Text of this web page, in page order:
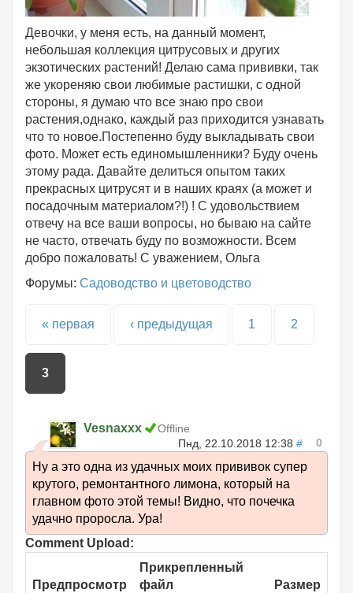
Девочки, у меня есть, на данный момент,
небольшая коллекция цитрусовых и других
экзотических растений! Делаю сама прививки, так
же укореняю свои любимые растишки, с одной
стороны, я думаю что все знаю про свои
растения,однако, каждый раз приходится узнавать
что то новое.Постепенно буду выкладывать свои
фото. Может есть единомышленники? Буду очень
этому рада. Давайте делиться опытом таких
прекрасных цитрусят и в наших краях (а может и
посадочным материалом?!) ! С удовольствием
отвечу на все ваши вопросы, но бываю на сайте
не часто, отвечать буду по возможности. Всем
добро пожаловать! С уважением, Ольга
Форумы: Садоводство и цветоводство
Страницы
« первая ‹ предыдущая 1 2
3
Vesnaxxx
Offline
Пнд, 22.10.2018 12:38 # 0
Ну а это одна из удачных моих прививок супер
крутого, ремонтантного лимона, который на
главном фото этой темы! Видно, что почечка
удачно проросла. Ура!
Comment Upload:
Предпросмотр
Прикрепленный
файл
Размер